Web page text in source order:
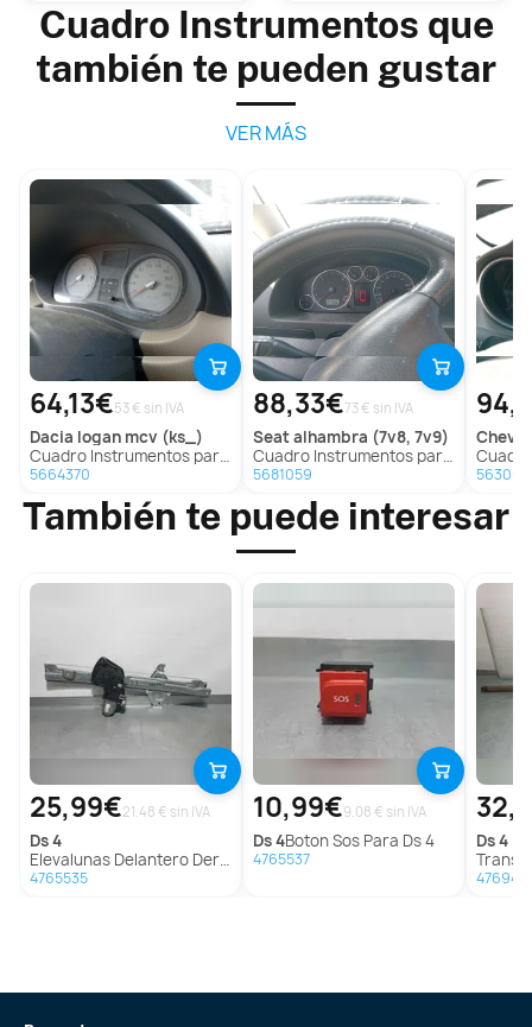
Cuadro Instrumentos que
también te pueden gustar
VER MÁS
64,13€53 € sin IVA
dacia logan mcv (ks_)
Cuadro Instrumentos para Dacia Logan Mcv (Ks_)
5664370
88,33€73 € sin IVA
seatalhambra (7v8, 7v9)
Cuadro Instrumentos para Seat Alhambra (7V8, 7V9)
5681059
Cuadro
También te puede interesar
25,99€21.48 € sin IVA
ds4
Elevalunas Delantero Derecho Para Ds 4
4765535
10,99€9.08 € sin IVA
ds4 Boton Sos Para Ds 4
4765537
ds4